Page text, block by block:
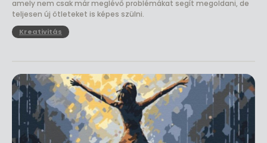
amely nem csak már meglévő problémákat segít megoldani, de
teljesen új ötleteket is képes szülni.
Kreativitás